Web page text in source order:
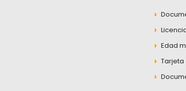
›
›
› Edad
› Tarjeta
›